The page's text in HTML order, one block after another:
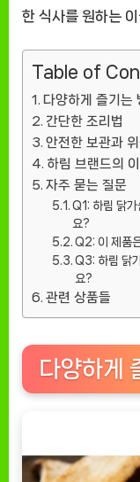
한 식사를 원하는
Table of
다양하게 즐기는
간단한 조리법
안전한 보관과
하림 브랜드의 이
자주 묻는 질문
Q1: 하림 닭
요?
Q2: 이 제품
Q3: 하림 닭
요?
관련 상품들
다양하게